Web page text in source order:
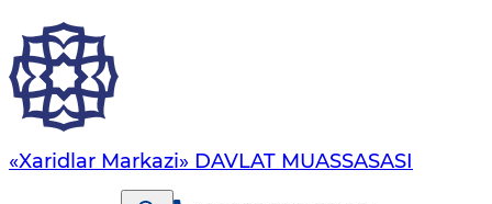
«Xaridlar Markazi» DAVLAT MUASSASASI